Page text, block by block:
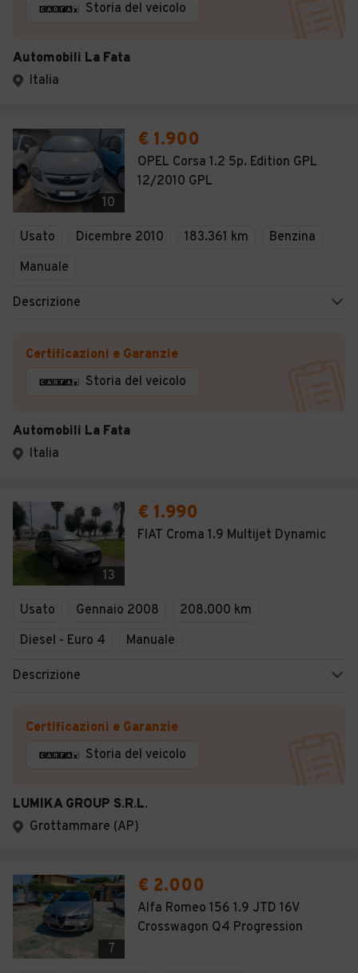
Storia del veicolo
Automobili La Fata
Italia
10
€ 1.900
OPEL Corsa 1.2 5p. Edition GPL
12/2010 GPL
Usato Dicembre 2010 183.361 km
Benzina
Manuale
Descrizione
Certificazioni e Garanzie
Storia del veicolo
Automobili La Fata
Italia
13
€ 1.990
FIAT Croma 1.9 Multijet Dynamic
Usato Gennaio 2008
208.000 km
Diesel - Euro 4
Manuale
Descrizione
Certificazioni e Garanzie
Storia del veicolo
LUMIKA GROUP S.R.L.
Grottammare (AP)
7
€ 2.000
Alfa Romeo 156 1.9 JTD 16V
Crosswagon Q4 Progression